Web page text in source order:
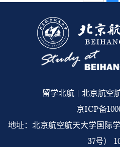
留学北航 | 北京航空
京ICP备
地址：北京航空航天大学国际
37号）